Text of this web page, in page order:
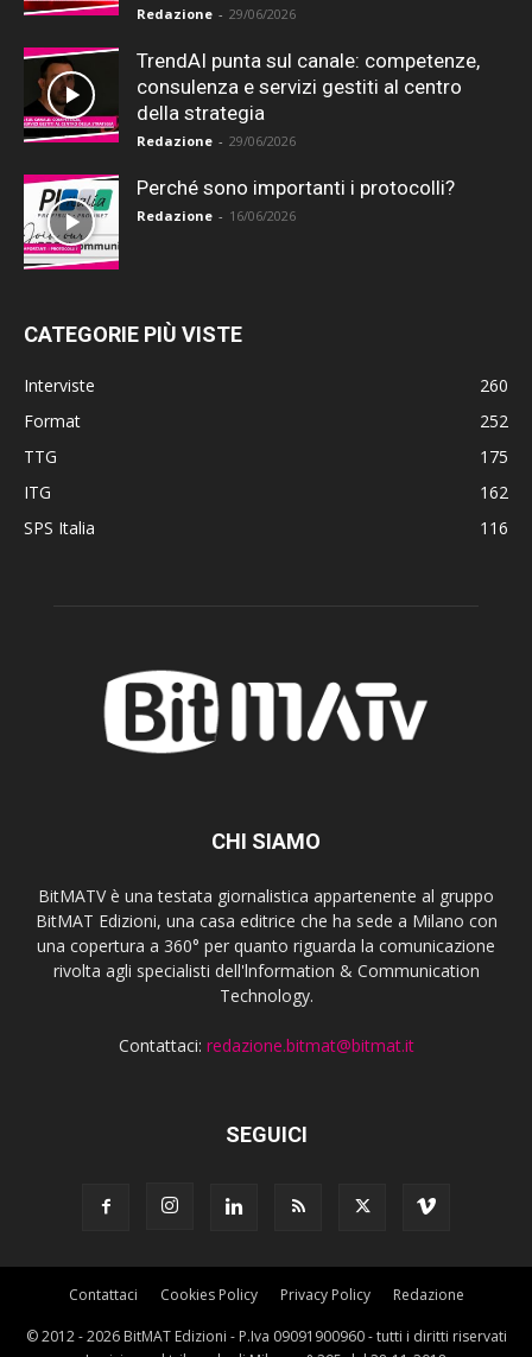
Redazione - 29/06/2026
TrendAI punta sul canale: competenze,
consulenza e servizi gestiti al centro
della strategia
Redazione - 29/06/2026
Perché sono importanti i protocolli?
Redazione - 16/06/2026
CATEGORIE PIÙ VISTE
Interviste
260
Format
252
TTG
175
ITG
162
SPS Italia
116
CHI SIAMO
BitMATV è una testata giornalistica appartenente al gruppo
BitMAT Edizioni, una casa editrice che ha sede a Milano con
una copertura a 360° per quanto riguarda la comunicazione
rivolta agli specialisti dell'lnformation & Communication
Technology.
Contattaci: redazione.bitmat@bitmat.it
SEGUICI
Contattaci Cookies Policy Privacy Policy Redazione
© 2012 - 2026 BitMAT Edizioni - P.Iva 09091900960 - tutti i diritti riservati